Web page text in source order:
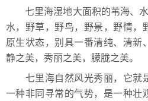
七里海湿地大面积的苇海、水
水，野草，野鸟，野景，野情，
原生状态，别具一番清纯、清新
静之美，秀丽之美，朦胧之美。
七里海自然风光秀丽，它就
一种非同寻常的气势，是一种壮